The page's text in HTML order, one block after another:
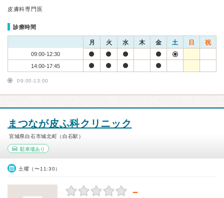
皮膚科専門医
診療時間
月 火 水 木 金 土 日 祝
09:00-12:30
14:00-17:45
09:00-13:00
まつなが皮ふ科クリニック
宮城県白石市城北町（白石駅）
駐車場あり
土曜（〜11:30）
－